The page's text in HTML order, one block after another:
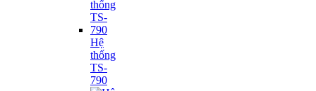
Hệ
thống
TS-
790